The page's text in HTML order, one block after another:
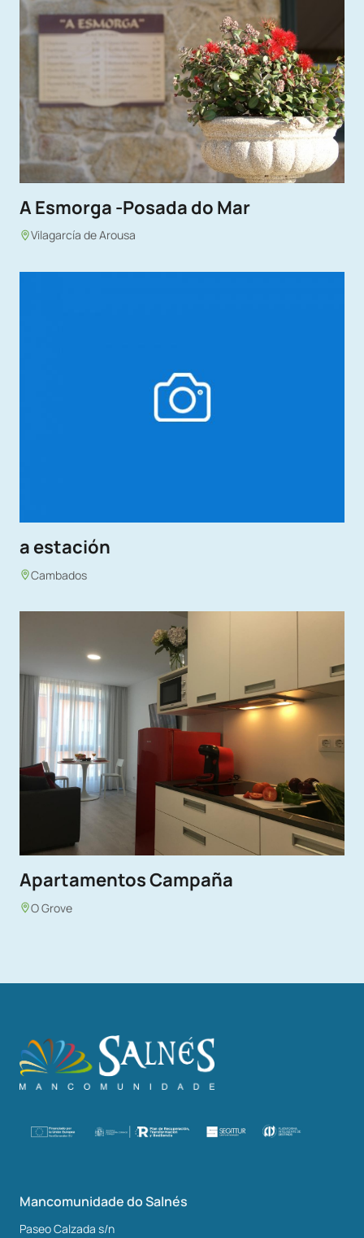
A Esmorga -Posada do Mar
Vilagarcía de Arousa
a estación
Cambados
Apartamentos Campaña
O Grove
Mancomunidade do Salnés
Paseo Calzada s/n